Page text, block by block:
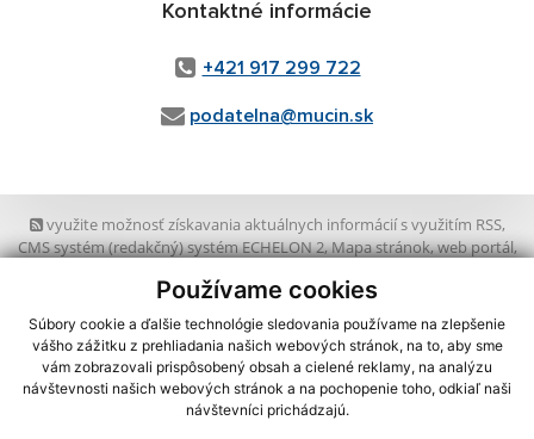
Používame cookies
Súbory cookie a ďalšie technológie sledovania používame na zlepšenie
vášho zážitku z prehliadania našich webových stránok, na to, aby sme
vám zobrazovali prispôsobený obsah a cielené reklamy, na analýzu
návštevnosti našich webových stránok a na pochopenie toho, odkiaľ naši
návštevníci prichádzajú.
Kontaktné informácie
+421 917 299 722
podatelna@mucin.sk
využite možnosť získavania aktuálnych informácií s využitím RSS,
CMS systém (redakčný) systém ECHELON 2,Mapa stránok,web portál,
s.r.o.,technický prevádzkovateľ
Posledná aktualizácia:07.08.2026
Vytlačiť stránku|Vyhlásenie o prístupnosti
Autorské práva|Cookies